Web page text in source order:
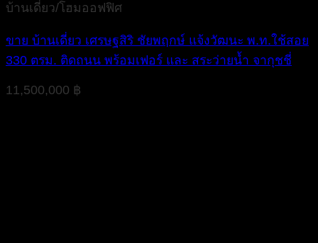
บ้านเดี่ยว/โฮมออฟฟิศ
ขาย บ้านเดี่ยว เศรษฐสิริ ชัยพฤกษ์ แจ้งวัฒนะ พ.ท.ใช้สอย
330 ตรม. ติดถนน พร้อมเฟอร์ และ สระว่ายน้ำ จากุชชี่
11,500,000 ฿